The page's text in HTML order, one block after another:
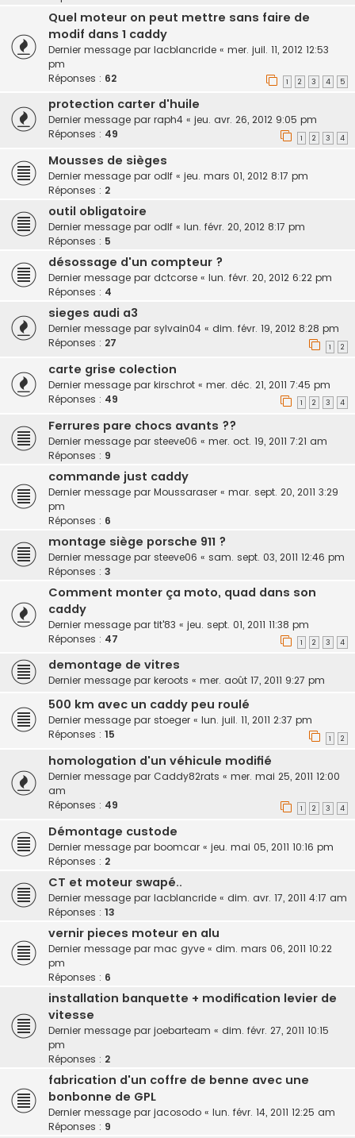
Quel moteur on peut mettre sans faire de
modif dans 1 caddy
Dernier message par lacblancride « mer. juil. 11, 2012 12:53
pm
Réponses : 62 1 2 3 4 5
protection carter d'huile
Dernier message par raph4 « jeu. avr. 26, 2012 9:05 pm
Réponses : 49 1 2 3 4
Mousses de sièges
Dernier message par odlf « jeu. mars 01, 2012 8:17 pm
Réponses : 2
outil obligatoire
Dernier message par odlf « lun. févr. 20, 2012 8:17 pm
Réponses : 5
désossage d'un compteur ?
Dernier message par dctcorse « lun. févr. 20, 2012 6:22 pm
Réponses : 4
sieges audi a3
Dernier message par sylvain04 « dim. févr. 19, 2012 8:28 pm
Réponses : 27 1 2
carte grise colection
Dernier message par kirschrot « mer. déc. 21, 2011 7:45 pm
Réponses : 49 1 2 3 4
Ferrures pare chocs avants ??
Dernier message par steeve06 « mer. oct. 19, 2011 7:21 am
Réponses : 9
commande just caddy
Dernier message par Moussaraser « mar. sept. 20, 2011 3:29
pm
Réponses : 6
montage siège porsche 911 ?
Dernier message par steeve06 « sam. sept. 03, 2011 12:46 pm
Réponses : 3
Comment monter ça moto, quad dans son
caddy
Dernier message par tit'83 « jeu. sept. 01, 2011 11:38 pm
Réponses : 47 1 2 3 4
demontage de vitres
Dernier message par keroots « mer. août 17, 2011 9:27 pm
500 km avec un caddy peu roulé
Dernier message par stoeger « lun. juil. 11, 2011 2:37 pm
Réponses : 15 1 2
homologation d'un véhicule modifié
Dernier message par Caddy82rats « mer. mai 25, 2011 12:00
am
Réponses : 49 1 2 3 4
Démontage custode
Dernier message par boomcar « jeu. mai 05, 2011 10:16 pm
Réponses : 2
CT et moteur swapé..
Dernier message par lacblancride « dim. avr. 17, 2011 4:17 am
Réponses : 13
vernir pieces moteur en alu
Dernier message par mac gyve « dim. mars 06, 2011 10:22
pm
Réponses : 6
installation banquette + modification levier de
vitesse
Dernier message par joebarteam « dim. févr. 27, 2011 10:15
pm
Réponses : 2
fabrication d'un coffre de benne avec une
bonbonne de GPL
Dernier message par jacosodo « lun. févr. 14, 2011 12:25 am
Réponses : 9